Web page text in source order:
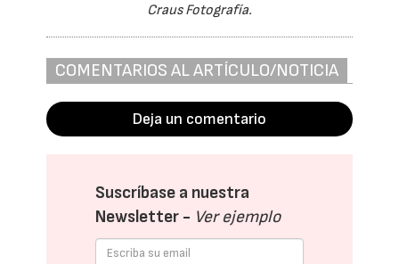
Craus Fotografía.
COMENTARIOS AL ARTÍCULO/NOTICIA
Deja un comentario
Suscríbase a nuestra
Newsletter - Ver ejemplo